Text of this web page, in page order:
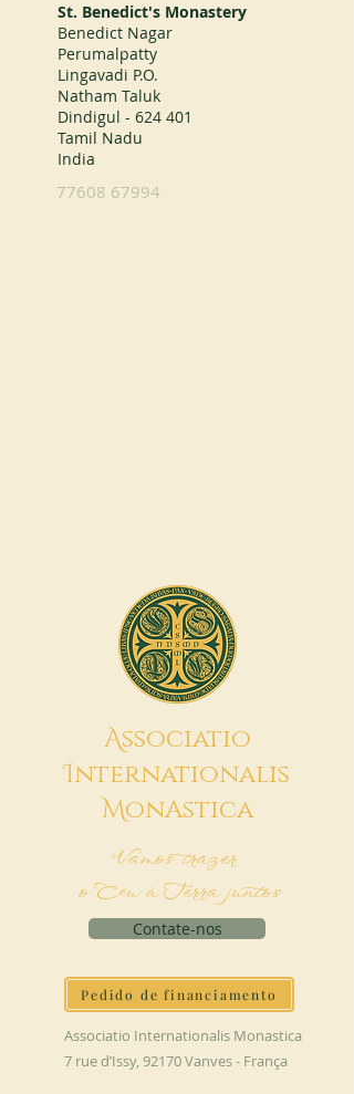
St. Benedict's Monastery
Benedict Nagar
Perumalpatty
Lingavadi P.O.
Natham Taluk
Dindigul - 624 401
Tamil Nadu
India
77608 67994
Associatio
Internationalis
MonAstica
Vamos trazer
o Céu à Terra juntos
Contate-nos
Pedido de financiamento
Associatio Internationalis Monastica
7 rue d’Issy, 92170 Vanves - França